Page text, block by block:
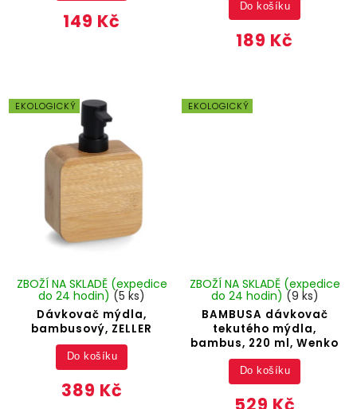
149 Kč
189 Kč
Do košíku
EKOLOGICKÝ
Dávkovač mýdla,
bambusový, ZELLER
ZBOŽÍ NA SKLADĚ (expedice
do 24 hodin) (5 ks)
389 Kč
Do košíku
EKOLOGICKÝ
BAMBUSA dávkovač
tekutého mýdla,
bambus, 220 ml, Wenko
ZBOŽÍ NA SKLADĚ (expedice
do 24 hodin) (9 ks)
529 Kč
Do košíku